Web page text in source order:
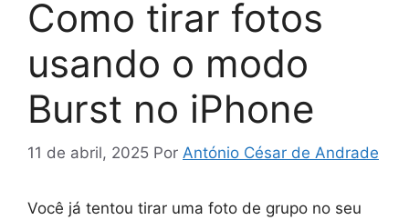
Como tirar fotos
usando o modo
Burst no iPhone
11 de abril, 2025 Por António César de Andrade
Você já tentou tirar uma foto de grupo no seu